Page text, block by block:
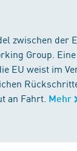
zwischen der
Group.
EU weist im
an Fahrt. Mehr